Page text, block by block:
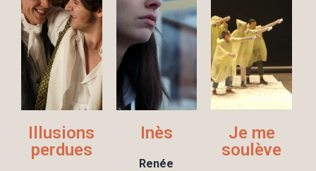
Illusions
perdues
Inès
Renée
Je me
soulève